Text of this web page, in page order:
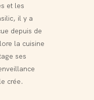
et les
il y a
depuis de
la cuisine
ses
crée.